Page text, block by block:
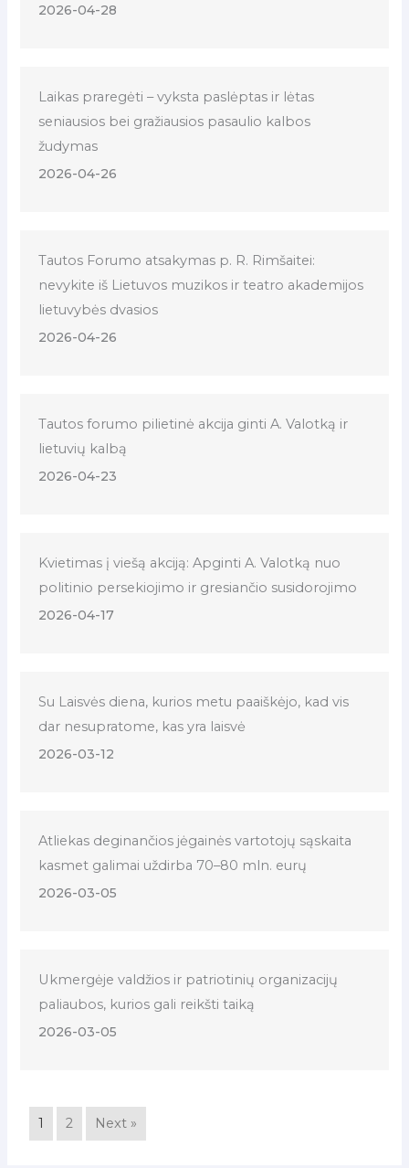
2026-04-28
Laikas praregėti – vyksta paslėptas ir lėtas
seniausios bei gražiausios pasaulio kalbos
žudymas
2026-04-26
Tautos Forumo atsakymas p. R. Rimšaitei:
nevykite iš Lietuvos muzikos ir teatro akademijos
lietuvybės dvasios
2026-04-26
Tautos forumo pilietinė akcija ginti A. Valotką ir
lietuvių kalbą
2026-04-23
Kvietimas į viešą akciją: Apginti A. Valotką nuo
politinio persekiojimo ir gresiančio susidorojimo
2026-04-17
Su Laisvės diena, kurios metu paaiškėjo, kad vis
dar nesupratome, kas yra laisvė
2026-03-12
Atliekas deginančios jėgainės vartotojų sąskaita
kasmet galimai uždirba 70–80 mln. eurų
2026-03-05
Ukmergėje valdžios ir patriotinių organizacijų
paliaubos, kurios gali reikšti taiką
2026-03-05
1 2 Next »